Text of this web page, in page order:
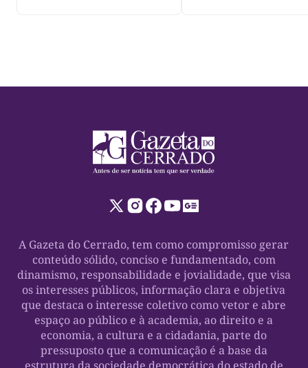
A Gazeta do Cerrado, tem como compromisso gerar
conteúdo sólido, conciso e fundamentado, com
dinamismo, responsabilidade e jovialidade, que visa
os interesses públicos, informação clara e objetiva
que destaca o interesse coletivo como vetor e abre
espaço ao público e à academia, ao direito e a
economia, a cultura e a cidadania, parte do
pressuposto que a comunicação é a base da